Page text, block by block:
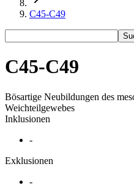
C45-C49
C45-C49
Bösartige Neubildungen des
Weichteilgewebes
Inklusionen
-
Exklusionen
-